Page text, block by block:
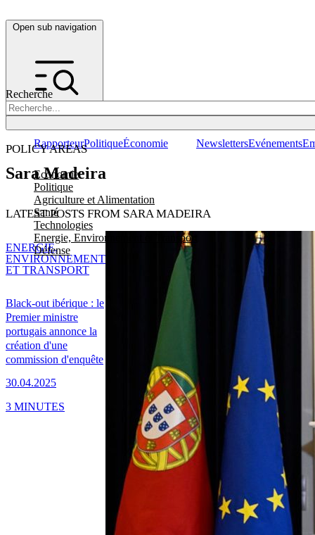
Open sub navigation
Recherche
POLICY AREAS
Economie
Politique
Agriculture et Alimentation
Santé
Technologies
Energie, Environnement et Transport
Défense
RapporteurPolitiqueÉconomie NewslettersEvénements
Sara Madeira
LATEST POSTS FROM SARA MADEIRA
Black-out ibérique : le
Premier ministre
portugais annonce la
création d'une
commission d'enquête
30.04.2025
ENERGIE,
ENVIRONNEMENT
ET TRANSPORT
3 MINUTES